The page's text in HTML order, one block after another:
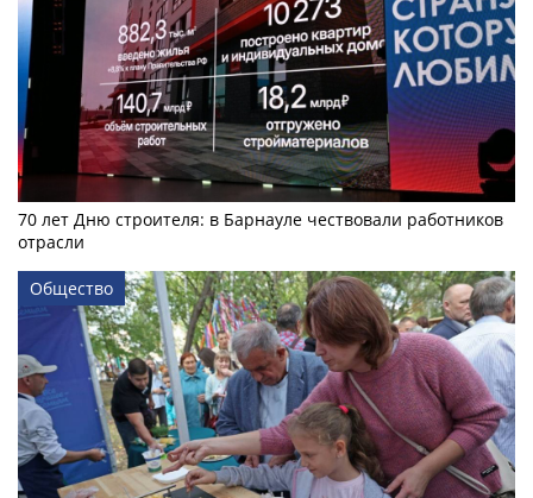
70 лет Дню строителя: в Барнауле чествовали работников
отрасли
Общество